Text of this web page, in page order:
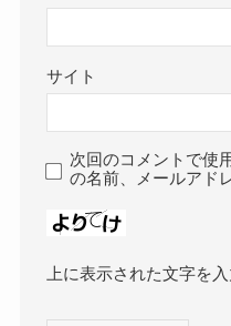
サイト
次回のコメントで使
の名前、メールアド
上に表示された文字を入